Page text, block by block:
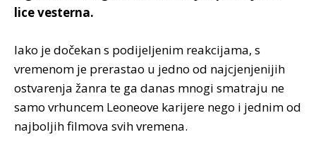
lice vesterna.
Iako je dočekan s podijeljenim reakcijama, s
vremenom je prerastao u jedno od najcjenjenijih
ostvarenja žanra te ga danas mnogi smatraju ne
samo vrhuncem Leoneove karijere nego i jednim od
najboljih filmova svih vremena.